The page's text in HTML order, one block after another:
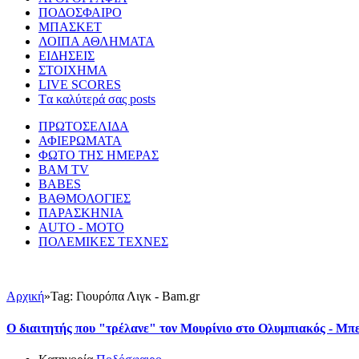
ΠΟΔΟΣΦΑΙΡΟ
ΜΠΑΣΚΕΤ
ΛΟΙΠΑ ΑΘΛΗΜΑΤΑ
ΕΙΔΗΣΕΙΣ
ΣΤΟΙΧΗΜΑ
LIVE SCORES
Tα καλύτερά σας posts
ΠΡΩΤΟΣΕΛΙΔΑ
ΑΦΙΕΡΩΜΑΤΑ
ΦΩΤΟ ΤΗΣ ΗΜΕΡΑΣ
BAM TV
BABES
ΒΑΘΜΟΛΟΓΙΕΣ
ΠΑΡΑΣΚΗΝΙΑ
AUTO - MOTO
ΠΟΛΕΜΙΚΕΣ ΤΕΧΝΕΣ
Αρχική»Tag: Γιουρόπα Λιγκ - Bam.gr
Ο διαιτητής που "τρέλανε" τον Μουρίνιο στο Ολυμπιακός -